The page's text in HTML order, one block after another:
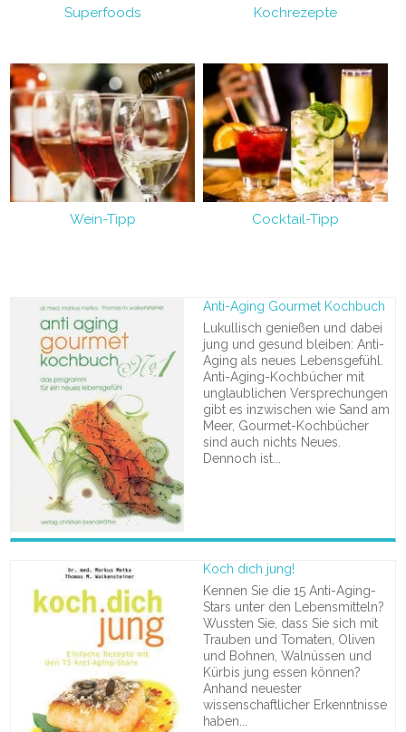
Superfoods Kochrezepte
Wein-Tipp Cocktail-Tipp
Anti-Aging Gourmet Kochbuch
Lukullisch genießen und dabei
jung und gesund bleiben: Anti-
Aging als neues Lebensgefühl.
Anti-Aging-Kochbücher mit
unglaublichen Versprechungen
gibt es inzwischen wie Sand am
Meer, Gourmet-Kochbücher
sind auch nichts Neues.
Dennoch ist...
Koch dich jung!
Kennen Sie die 15 Anti-Aging-
Stars unter den Lebensmitteln?
Wussten Sie, dass Sie sich mit
Trauben und Tomaten, Oliven
und Bohnen, Walnüssen und
Kürbis jung essen können?
Anhand neuester
wissenschaftlicher Erkenntnisse
haben...